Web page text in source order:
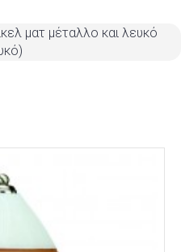
ματ μέταλλο και λευκό